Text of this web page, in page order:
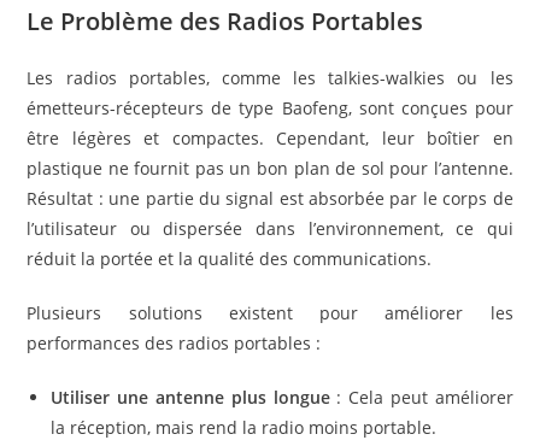
Le Problème des Radios Portables
Les radios portables, comme les talkies-walkies ou les
émetteurs-récepteurs de type Baofeng, sont conçues pour
être légères et compactes. Cependant, leur boîtier en
plastique ne fournit pas un bon plan de sol pour l’antenne.
Résultat : une partie du signal est absorbée par le corps de
l’utilisateur ou dispersée dans l’environnement, ce qui
réduit la portée et la qualité des communications.
Plusieurs solutions existent pour améliorer les
performances des radios portables :
Utiliser une antenne plus longue: Cela peut améliorer
la réception, mais rend la radio moins portable.